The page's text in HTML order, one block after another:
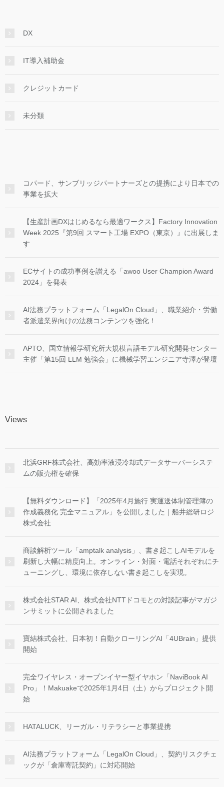
DX
IT導入補助金
クレジットカード
未分類
コパード、サンブリッジパートナーズとの提携により日本での
事業を拡大
【生産計画DXはじめるなら最適ワークス】Factory Innovation
Week 2025『第9回 スマート工場 EXPO（東京）』に出展しま
す
ECサイトの成功事例を讃える「awoo User Champion Award
2024」を発表
AI法務プラットフォーム「LegalOn Cloud」、職業紹介・労働
者派遣業界向けの法務コンテンツを強化！
APTO、国立情報学研究所大規模言語モデル研究開発センター
主催「第15回 LLM 勉強会」に機械学習エンジニア寺澤が登壇
Views
北浜GRF株式会社、高効率液浸冷却式データサーバーシステ
ムの販売権を確保
【無料ダウンロード】「2025年4月施行 実運送体制管理簿の
作成義務化 完全マニュアル」を公開しました｜船井総研ロジ
株式会社
商談解析ツール「amptalk analysis」、書き起こしAIモデルを
刷新し大幅に精度向上。オンライン・対面・電話それぞれにチ
ューニングし、環境に依存しない書き起こしを実現。
株式会社STAR AI、株式会社NTTドコモとの対談記事がマガジ
ンサミットに公開されました
寶結株式会社、日本初！自動クローリングAI「4UBrain」提供
開始
完全ワイヤレス・オープンイヤー型イヤホン「NaviBook AI
Pro」！Makuakeで2025年1月4日（土）からプロジェクト開
始
HATALUCK、リーガル・リテラシーと事業提携
AI法務プラットフォーム「LegalOn Cloud」、契約リスクチェ
ックが「倉庫寄託契約」に対応開始